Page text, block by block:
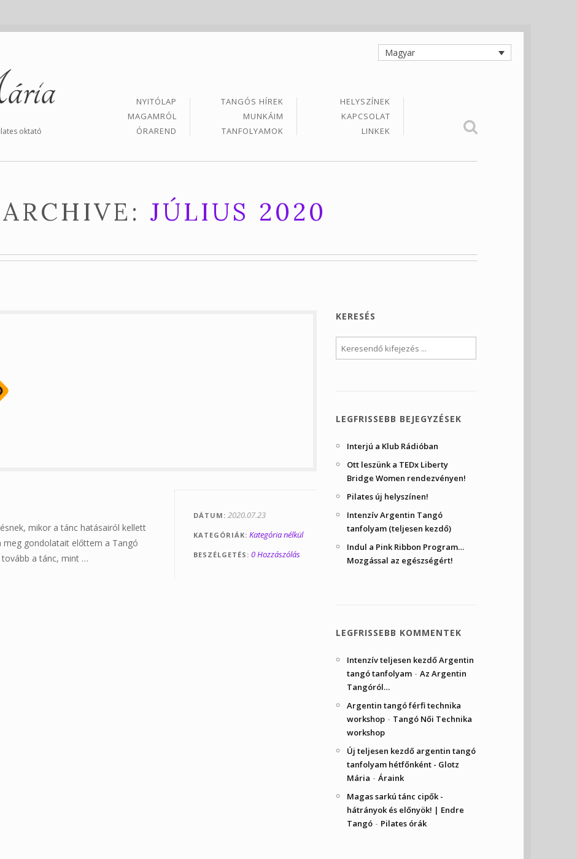
Magyar
oktató
NYITÓLAP
MAGAMRÓL
ÓRAREND
TANGÓS HÍREK
MUNKÁIM
TANFOLYAMOK
HELYSZÍNEK
KAPCSOLAT
LINKEK
ARCHIVE: JÚLIUS 2020
DÁTUM 2020.07.23
KATEGÓRIÁK Kategória nélkül
BESZÉLGETÉS 0 Hozzászólás
mikor a tánc hatásairól kellett
meg gondolatait előttem a Tangó
a tánc, mint …
KERESÉS
LEGFRISSEBB BEJEGYZÉSEK
Interjú a Klub Rádióban
Ott leszünk a TEDx Liberty
Bridge Women rendezvényen!
Pilates új helyszínen!
Intenzív Argentin Tangó
tanfolyam (teljesen kezdő)
Indul a Pink Ribbon Program…
Mozgással az egészségért!
LEGFRISSEBB KOMMENTEK
Intenzív teljesen kezdő Argentin
tangó tanfolyam -Az Argentin
Tangóról…
Argentin tangó férfi technika
workshop - Tangó Női Technika
workshop
Új teljesen kezdő argentin tangó
tanfolyam hétfőnként - Glotz
Mária -Áraink
Magas sarkú tánc cipők -
hátrányok és előnyök! | Endre
Tangó - Pilates órák